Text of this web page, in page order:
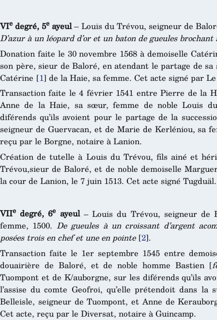
VIe degré, 5e ayeul– Louis du Trévou, seigneur de
D’azur à un léopard d’or et un baton de gueules
Donation faite le 30 novembre 1568 à demoiselle
son père, sieur de Baloré, en atendant le partage de sa
Catérine [1] de la Haie, sa femme. Cet acte signé par
Transaction faite le 4 février 1541 entre Pierre de la
Anne de la Haie, sa sœur, femme de noble Louis
diférends qu’ils avoient pour le partage de la
seigneur de Guervacan, et de Marie de Kerléniou, sa
reçu par le Borgne, notaire à Lanion.
Création de tutelle à Louis du Trévou, fils ainé et
Trévou,sieur de Baloré, et de noble demoiselle
la cour de Lanion, le 7 juin 1513. Cet acte signé Tugduäl.
VIIe degré, 6e ayeul– Louis du Trévou, seigneur de
femme, 1500. De gueules à un croissant d’argent
posées trois en chef et une en pointe[2].
Transaction faite le 1er septembre 1545 entre
douairière de Baloré, et de noble homme Bastien [
Tuompont et de K/auborgne, sur les diférends qu’ils
l’assise du comte Geofroi, qu’elle prétendoit dans la
Belleisle, seigneur de Tuompont, et Anne de
Cet acte, reçu par le Diversat, notaire à Guincamp.